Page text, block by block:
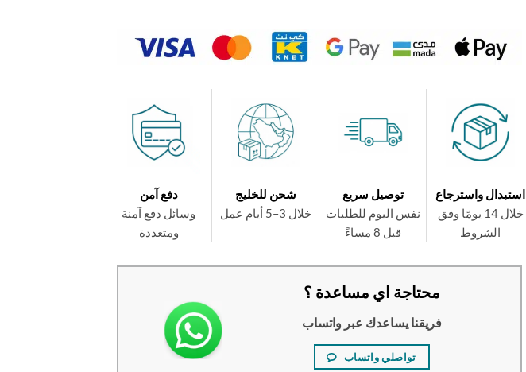
استبدال واسترجاع
خلال 14 يومًا وفق
الشروط
توصيل سريع
نفس اليوم للطلبات
قبل 8 مساءً
شحن للخليج
خلال 3–5 أيام عمل
دفع آمن
وسائل دفع آمنة
ومتعددة
محتاجة اي مساعدة ؟
فريقنا يساعدك عبر واتساب
تواصلي واتساب